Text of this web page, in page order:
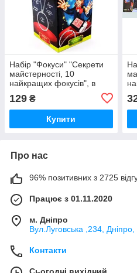
Набір "Фокуси" "Секрети
майстерності, 10
найкращих фокусів", в
129 ₴
Купити
Про нас
96% позитивних з 2725
Працює з 01.11.2020
м. Дніпро
Вул.Луговська ,234, Дніпро,
Контакти